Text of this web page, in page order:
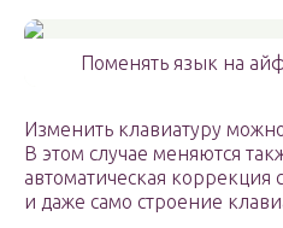
Поменять язык на
Изменить клавиатуру
В этом случае меняются
автоматическая коррекция
и даже само строение